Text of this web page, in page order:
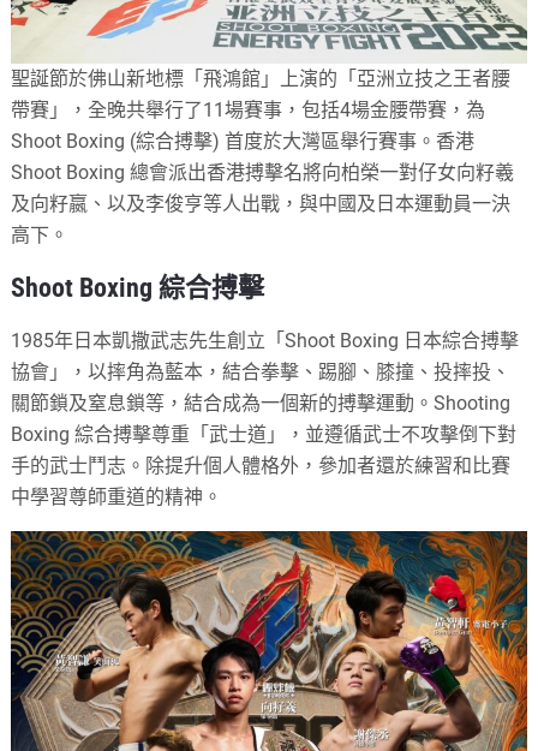
聖誕節於佛山新地標「飛鴻館」上演的「亞洲立技之王者腰
帶賽」，全晚共舉行了11場賽事，包括4場金腰帶賽，為
Shoot Boxing (綜合搏擊) 首度於大灣區舉行賽事。香港
Shoot Boxing 總會派出香港搏擊名將向柏榮一對仔女向籽羲
及向籽嬴、以及李俊亨等人出戰，與中國及日本運動員一決
高下。
Shoot Boxing 綜合搏擊
1985年日本凱撒武志先生創立「Shoot Boxing 日本綜合搏擊
協會」，以摔角為藍本，結合拳擊、踢腳、膝撞、投摔投、
關節鎖及窒息鎖等，結合成為一個新的搏擊運動。Shooting
Boxing 綜合搏擊尊重「武士道」，並遵循武士不攻擊倒下對
手的武士鬥志。除提升個人體格外，參加者還於練習和比賽
中學習尊師重道的精神。